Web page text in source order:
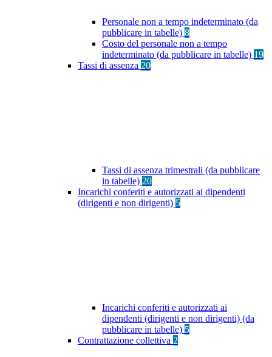
Personale non a tempo indeterminato (da
pubblicare in tabelle) 8
Costo del personale non a tempo
indeterminato (da pubblicare in tabelle) 19
Tassi di assenza 20
Tassi di assenza trimestrali (da pubblicare
in tabelle) 20
Incarichi conferiti e autorizzati ai dipendenti
(dirigenti e non dirigenti) 5
Incarichi conferiti e autorizzati ai
dipendenti (dirigenti e non dirigenti) (da
pubblicare in tabelle) 5
Contrattazione collettiva 2